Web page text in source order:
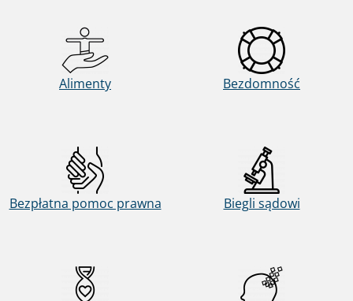
Alimenty Bezdomność
Bezpłatna pomoc prawna Biegli sądowi